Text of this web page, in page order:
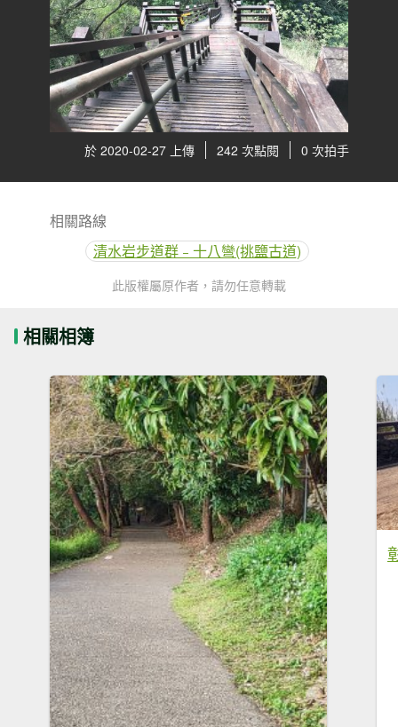
於 2020-02-27 上傳 242 次點閱 0 次拍手
相關路線
清水岩步道群﹣十八彎(挑鹽古道)
此版權屬原作者，請勿任意轉載
相關相簿